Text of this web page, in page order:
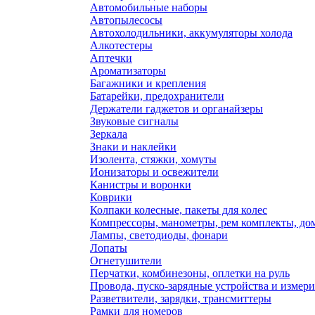
Автомобильные наборы
Автопылесосы
Автохолодильники, аккумуляторы холода
Алкотестеры
Аптечки
Ароматизаторы
Багажники и крепления
Батарейки, предохранители
Держатели гаджетов и органайзеры
Звуковые сигналы
Зеркала
Знаки и наклейки
Изолента, стяжки, хомуты
Ионизаторы и освежители
Канистры и воронки
Коврики
Колпаки колесные, пакеты для колес
Компрессоры, манометры, рем комплекты,
Лампы, светодиоды, фонари
Лопаты
Огнетушители
Перчатки, комбинезоны, оплетки на руль
Провода, пуско-зарядные устройства и
Разветвители, зарядки, трансмиттеры
Рамки для номеров